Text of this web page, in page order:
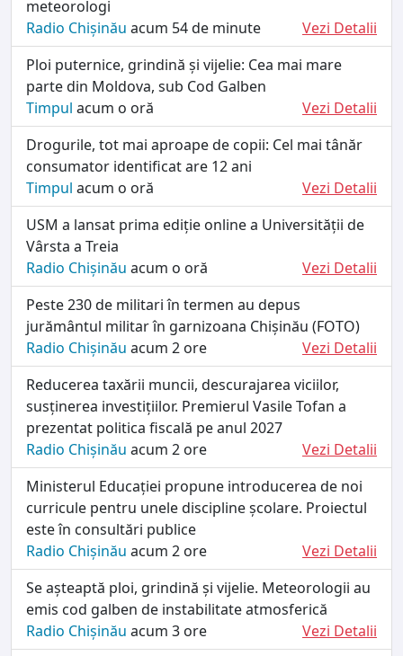
meteorologi
Radio Chișinău acum 54 de minute
Vezi Detalii
Ploi puternice, grindină și vijelie: Cea mai mare
parte din Moldova, sub Cod Galben
Timpul acum o oră
Vezi Detalii
Drogurile, tot mai aproape de copii: Cel mai tânăr
consumator identificat are 12 ani
Timpul acum o oră
Vezi Detalii
USM a lansat prima ediție online a Universității de
Vârsta a Treia
Radio Chișinău acum o oră
Vezi Detalii
Peste 230 de militari în termen au depus
jurământul militar în garnizoana Chișinău (FOTO)
Radio Chișinău acum 2 ore
Vezi Detalii
Reducerea taxării muncii, descurajarea viciilor,
susținerea investițiilor. Premierul Vasile Tofan a
prezentat politica fiscală pe anul 2027
Radio Chișinău acum 2 ore
Vezi Detalii
Ministerul Educației propune introducerea de noi
curricule pentru unele discipline școlare. Proiectul
este în consultări publice
Radio Chișinău acum 2 ore
Vezi Detalii
Se așteaptă ploi, grindină și vijelie. Meteorologii au
emis cod galben de instabilitate atmosferică
Radio Chișinău acum 3 ore
Vezi Detalii